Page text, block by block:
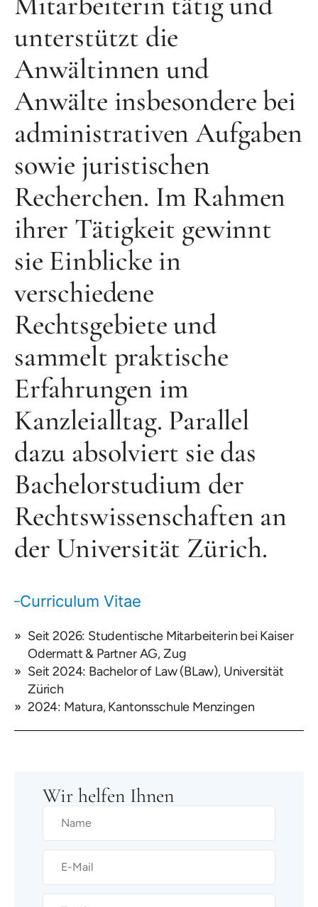
unterstützt die
Anwältinnen und
Anwälte insbesondere bei
administrativen Aufgaben
sowie juristischen
Recherchen. Im Rahmen
ihrer Tätigkeit gewinnt
sie Einblicke in
verschiedene
Rechtsgebiete und
sammelt praktische
Erfahrungen im
Kanzleialltag. Parallel
dazu absolviert sie das
Bachelorstudium der
Rechtswissenschaften an
der Universität Zürich.
Curriculum Vitae
Seit 2026: Studentische Mitarbeiterin bei Kaiser
Odermatt & Partner AG, Zug
Seit 2024: Bachelor of Law (BLaw), Universität
Zürich
2024: Matura, Kantonsschule Menzingen
Wir helfen Ihnen